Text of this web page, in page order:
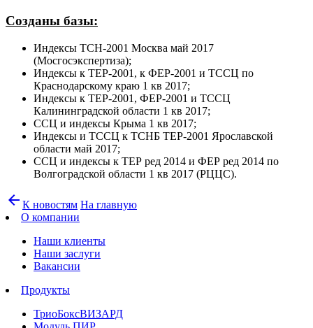
Созданы базы:
Индексы ТСН-2001 Москва май 2017
(Мосгосэкспертиза);
Индексы к ТЕР-2001, к ФЕР-2001 и ТССЦ по
Краснодарскому краю 1 кв 2017;
Индексы к ТЕР-2001, ФЕР-2001 и ТССЦ
Калининградской области 1 кв 2017;
ССЦ и индексы Крыма 1 кв 2017;
Индексы и ТССЦ к ТСНБ ТЕР-2001 Ярославской
области май 2017;
ССЦ и индексы к ТЕР ред 2014 и ФЕР ред 2014 по
Волгоградской области 1 кв 2017 (РЦЦС).
arrow_back К новостям На главную
О компании
Наши клиенты
Наши заслуги
Вакансии
Продукты
ТриоБоксВИЗАРД